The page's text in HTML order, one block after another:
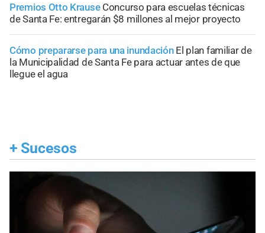
Premios Otto Krause Concurso para escuelas técnicas
de Santa Fe: entregarán $8 millones al mejor proyecto
Cómo prepararse para una inundación El plan familiar de
la Municipalidad de Santa Fe para actuar antes de que
llegue el agua
+ Sucesos